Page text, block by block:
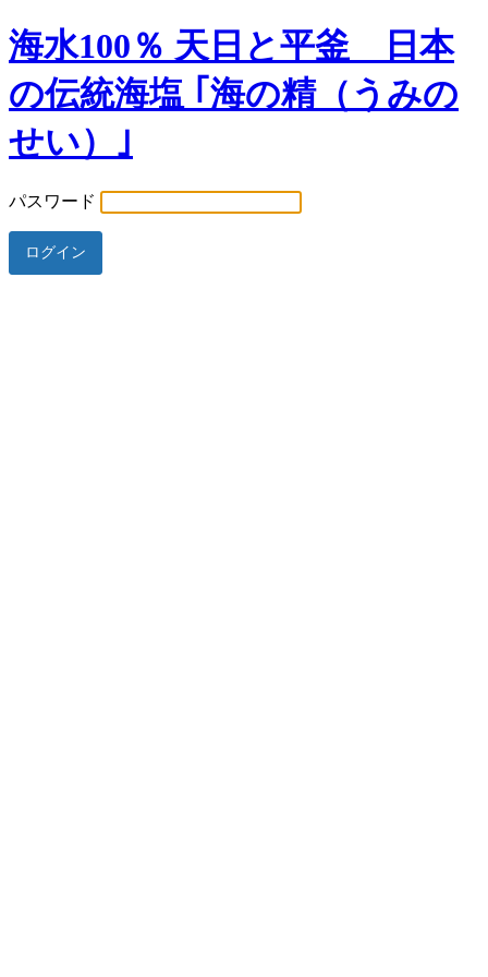
海水100％ 天日と平釜 日本
の伝統海塩 ｢海の精（うみの
せい）｣
パスワード